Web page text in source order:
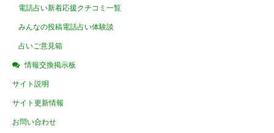
電話占い新着応援クチコミ一覧
みんなの投稿電話占い体験談
占いご意見箱
情報交換掲示板
サイト説明
サイト更新情報
お問い合わせ